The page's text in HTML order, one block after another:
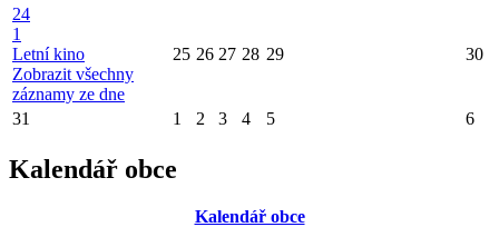
24
1
Letní kino
Zobrazit všechny
záznamy ze dne
25 26 27 28 29 30
31 1 2 3 4 5 6
Kalendář obce
Kalendář obce